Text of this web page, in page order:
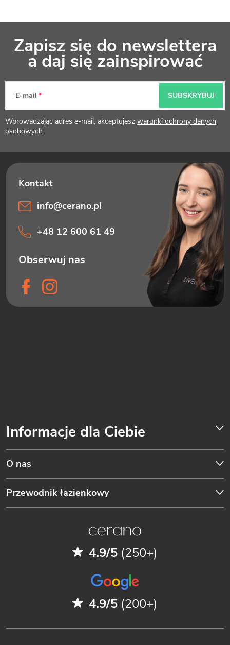
k
a
Zapisz się do newslettera
a daj się zainspirować
E-mail
Wprowadzając adres e-mail, akceptujesz warunki ochrony danych
osobowych
SUBSKRYBUJ
Informacje dla Ciebie
O nas
Przewodnik łazienkowy
info@cerano.pl
+48 12 600 61 49
4.9/5 (250+)
4.9/5 (200+)